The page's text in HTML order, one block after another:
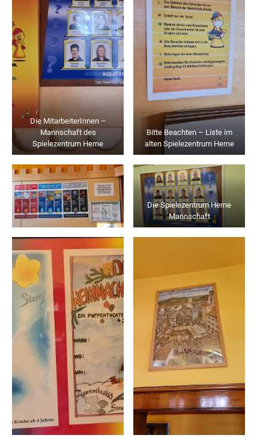
Die MitarbeiterInnen –
Mannschaft des
Spielezentrum Herne
Bitte Beachten – Liste im
alten Spielezentrum Herne
Die Spielezentrum Herne
Mannschaft